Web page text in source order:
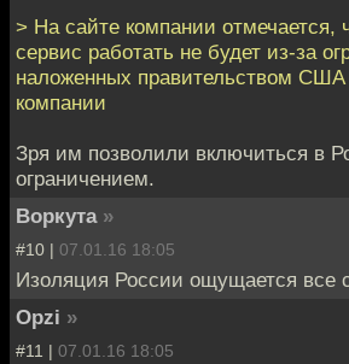
> На сайте компании отмечается,
сервис работать не будет из-за
наложенных правительством США
компании
Зря им позволили включиться в
ограничением.
Воркута »
#10 | 07.01.16 18:05
Изоляция России ощущается все
Opzi »
#11 | 07.01.16 18:05